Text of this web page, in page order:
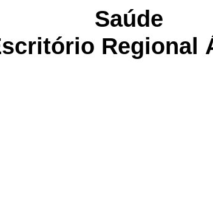
Saúde
Regional